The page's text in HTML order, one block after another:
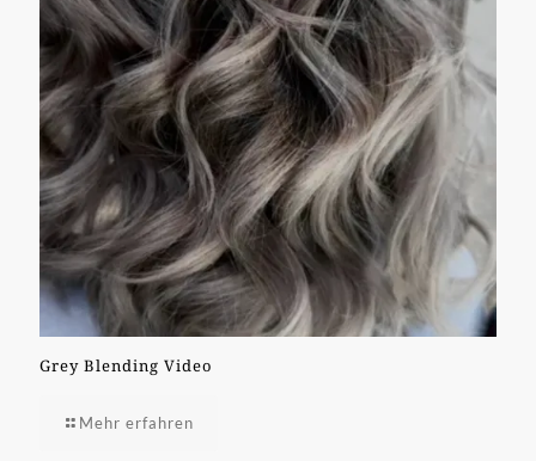
Grey Blending Video
Mehr erfahren